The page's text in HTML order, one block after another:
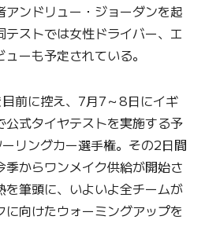
ンドリュー・ジョーダンを起
ストでは女性ドライバー、エ
ーも予定されている。
前に控え、7月7～8日にイギ
公式タイヤテストを実施する予
リングカー選手権。その2日間
からワンメイク供給が開始さ
筆頭に、いよいよ全チームが
向けたウォーミングアップを